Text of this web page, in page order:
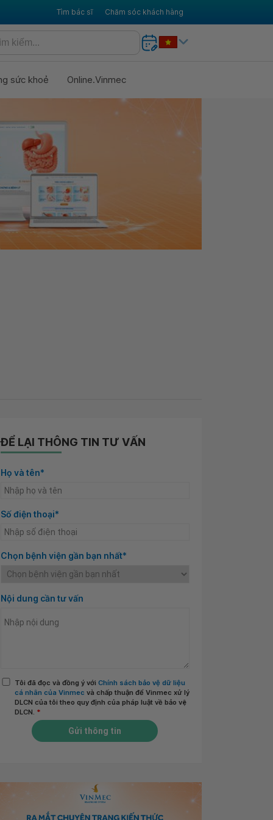
Tìm bác sĩ Chăm sóc khách hàng
sức khoẻ Online.Vinmec
ĐỂ LẠI THÔNG TIN TƯ VẤN
Họ và tên*
Số điện thoại*
Chọn bệnh viện gần bạn nhất*
Nội dung cần tư vấn
Tôi đã đọc và đồng ý với Chính sách bảo vệ dữ liệu
cá nhân của Vinmec và chấp thuận để Vinmec xử lý
DLCN của tôi theo quy định của pháp luật về bảo vệ
DLCN. *
Gửi thông tin